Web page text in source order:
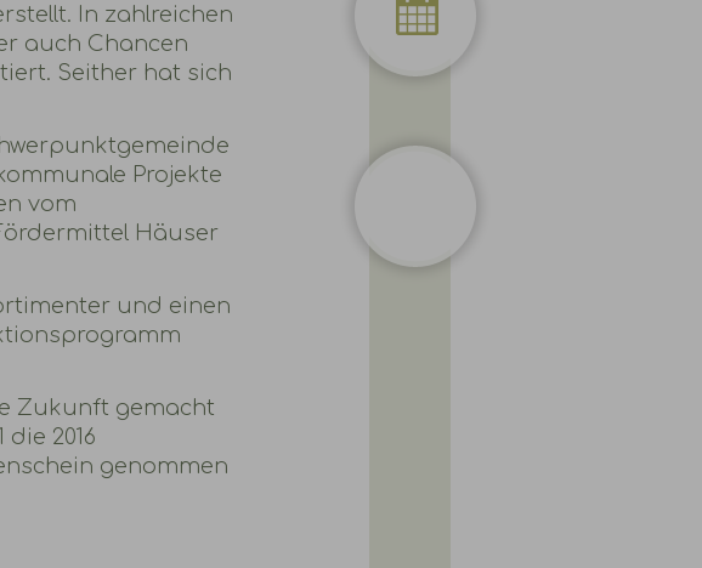
In zahlreichen
auch Chancen
Seither hat sich
Projekte
vom
Häuser
und einen
Zukunft gemacht
2016
genommen